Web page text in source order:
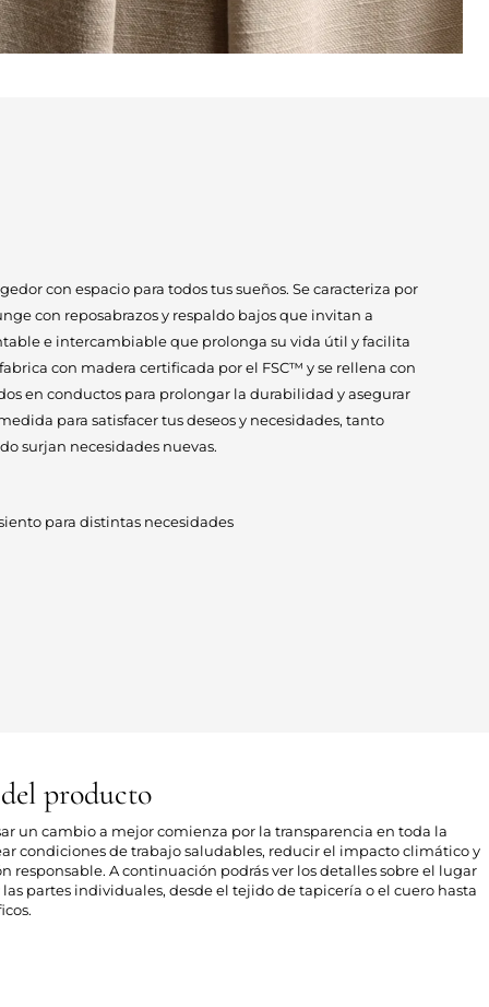
con espacio para todos tus sueños. Se caracteriza por
con reposabrazos y respaldo bajos que invitan a
e intercambiable que prolonga su vida útil y facilita
con madera certificada por el FSC™ y se rellena con
en conductos para prolongar la durabilidad y asegurar
para satisfacer tus deseos y necesidades, tanto
surjan necesidades nuevas.
para distintas necesidades
producto
un cambio a mejor comienza por la transparencia en toda la
condiciones de trabajo saludables, reducir el impacto climático y
responsable. A continuación podrás ver los detalles sobre el lugar
partes individuales, desde el tejido de tapicería o el cuero hasta